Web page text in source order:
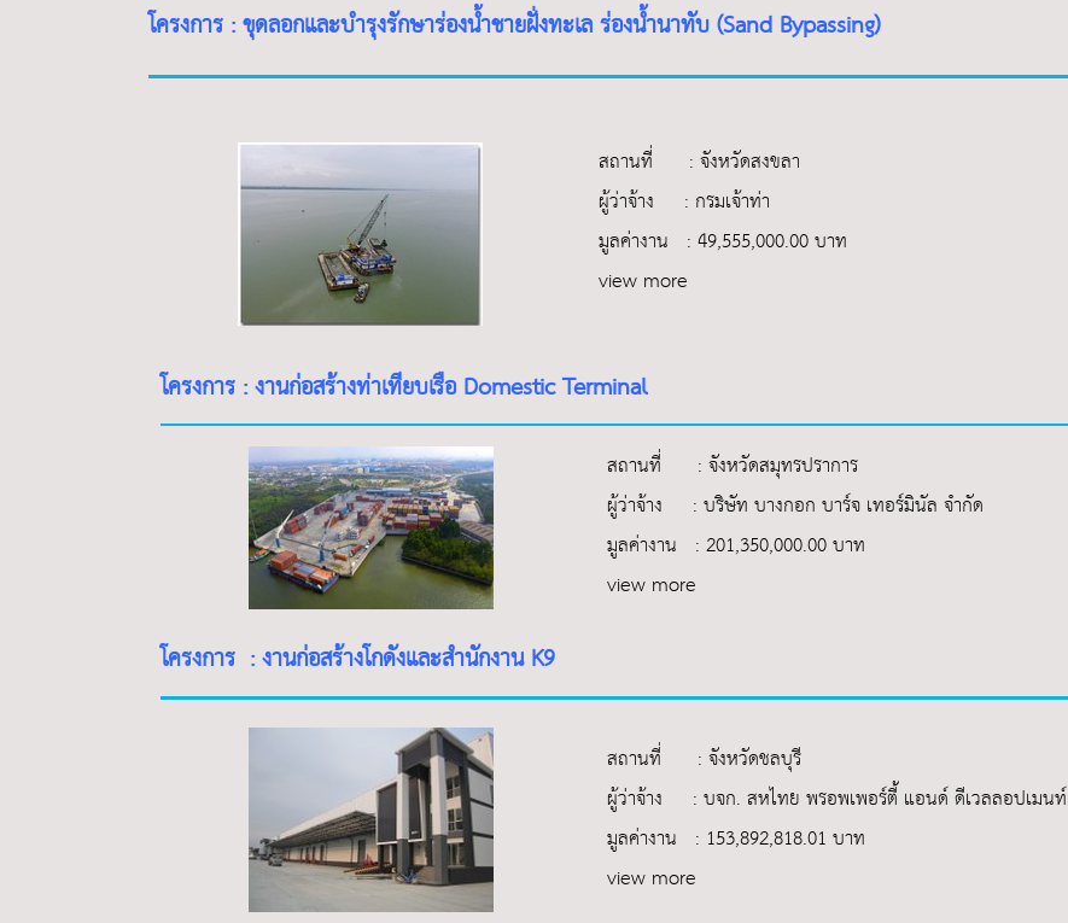
โครงการ : ขุดลอกและบำรุงรักษาร่องน้ำชายฝั่งทะเล ร่องน้ำนาทับ (Sand Bypassing)
สถานที่ : จังหวัดสงขลา
ผู้ว่าจ้าง : กรมเจ้าท่า
มูลค่างาน : 49,555,000.00 บาท
view more
โครงการ : งานก่อสร้างท่าเทียบเรือ Domestic Terminal
สถานที่ : จังหวัดสมุทรปราการ
ผู้ว่าจ้าง : บริษัท บางกอก บาร์จ เทอร์มินัล จำกัด
มูลค่างาน : 201,350,000.00 บาท
view more
โครงการ : งานก่อสร้างโกดังและสำนักงาน K9
สถานที่ : จังหวัดชลบุรี
ผู้ว่าจ้าง : บจก. สหไทย พรอพเพอร์ตี้ แอนด์ ดีเวลลอปเมนท์
มูลค่างาน : 153,892,818.01 บาท
view more